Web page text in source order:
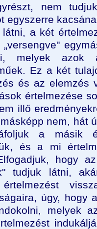
nem
egyszerre
látni, a két
„versengve"
melyek azok
Ez a két
és az elemzés
értelmezése
illő
nem, hát
a másik
és a mi
hogy
tudjuk látni,
értelmezést
úgy, hogy
melyek